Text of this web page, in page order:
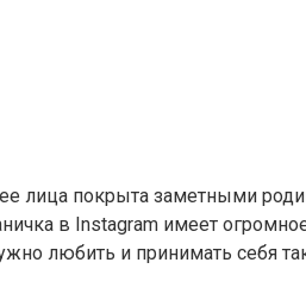
лица покрыта заметными
в Instagram имеет
любить и принимать себя